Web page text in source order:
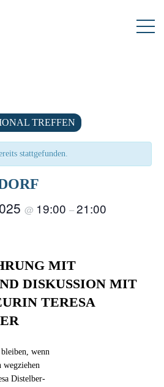
TREFFEN
stattgefunden.
@ 19:00 –21:00
MIT
DISKUSSION MIT
TERESA
wenn
wegziehen
Distelber-